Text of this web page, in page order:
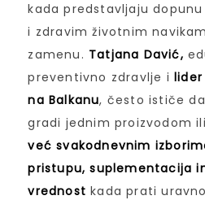
kada predstavljaju
i zdravim životnim
zamenu. Tatjana Davić,
preventivno zdravlje ilider
na Balkanu, često ističe
gradi jednim proizvodom
već svakodnevnim
pristupu, suplementacija
vrednost kada prati